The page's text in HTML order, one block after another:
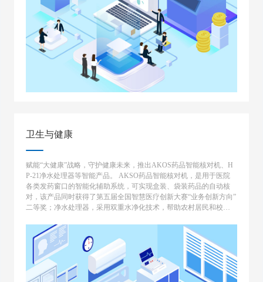
卫生与健康
赋能“大健康”战略，守护健康未来，推出AKOS药品智能核对机、H
P-21净水处理器等智能产品。 AKSO药品智能核对机，是用于医院
各类发药窗口的智能化辅助系统，可实现盒装、袋装药品的自动核
对，该产品同时获得了第五届全国智慧医疗创新大赛“业务创新方向”
二等奖；净水处理器，采用双重水净化技术，帮助农村居民和校园